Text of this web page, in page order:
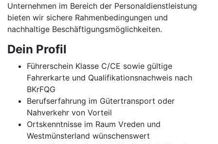
Unternehmen im Bereich der Personaldienstleistung
bieten wir sichere Rahmenbedingungen und
nachhaltige Beschäftigungsmöglichkeiten.
Dein Profil
Führerschein Klasse C/CE sowie gültige
Fahrerkarte und Qualifikationsnachweis nach
BKrFQG
Berufserfahrung im Gütertransport oder
Nahverkehr von Vorteil
Ortskenntnisse im Raum Vreden und
Westmünsterland wünschenswert